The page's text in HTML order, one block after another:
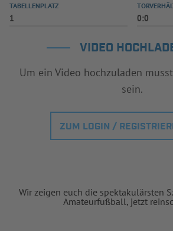
TABELLENPLATZ
1 0:0
VIDEO
Um ein Video hochzuladen
sein.
ZUM LOGIN /
Wir zeigen euch die spektakulärsten
Amateurfußball, jetzt